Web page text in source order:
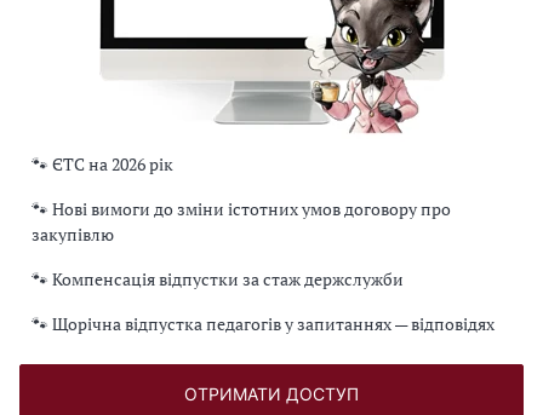
🐾 ЄТС на 2026 рік
🐾 Нові вимоги до зміни істотних умов договору про
закупівлю
🐾 Компенсація відпустки за стаж держслужби
🐾 Щорічна відпустка педагогів у запитаннях — відповідях
ОТРИМАТИ ДОСТУП